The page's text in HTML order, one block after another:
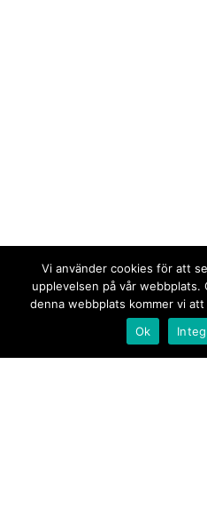
Vi använder cookies för att
upplevelsen på vår
denna webbplats kommer vi
Ok